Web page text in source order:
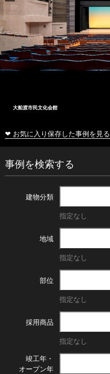
大船渡市民文化会館
❤ お気に入り保存した事例を見る
事例を検索する
建物分類
指定なし
地域
指定なし
部位
指定なし
採用商品
指定なし
竣工年・
オープン年